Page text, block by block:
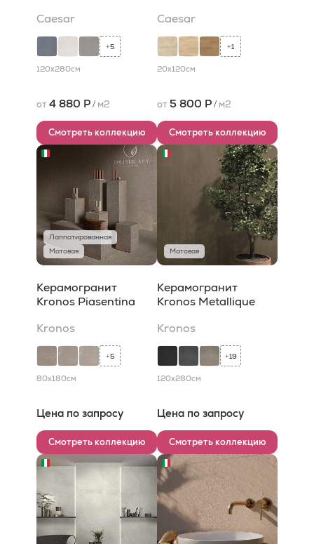
Caesar
+5
120x280см
от 4 880 Р/ м2
Смотреть коллекцию
Caesar
+1
20x120см
от 5 800 Р/ м2
Смотреть коллекцию
Лаппатированная
Матовая
Керамогранит
Kronos Piasentina
Kronos
+5
80x180см
Цена по запросу
Смотреть коллекцию
Матовая
Керамогранит
Kronos Metallique
Kronos
+19
120x280см
Цена по запросу
Смотреть коллекцию